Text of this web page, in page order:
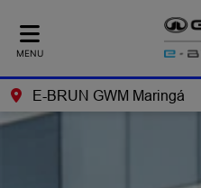
MENU
E-BRUN GWM Maringá